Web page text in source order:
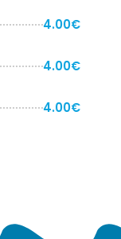
4.00€
4.00€
4.00€